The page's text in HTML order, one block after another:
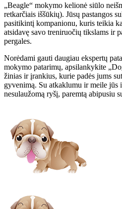
„Beagle“ mokymo kelionė siūlo
retkarčiais iššūkių). Jūsų pastangos
pasitikintį kompanionu, kuris teikia
atsidavę savo treniruočių tikslams ir
pergales.
Norėdami gauti daugiau ekspertų
mokymo patarimų, apsilankykite
žinias ir įrankius, kurie padės jums
gyvenimą. Su atkaklumu ir meile jūs
nesulaužomą ryšį, paremtą abipusiu